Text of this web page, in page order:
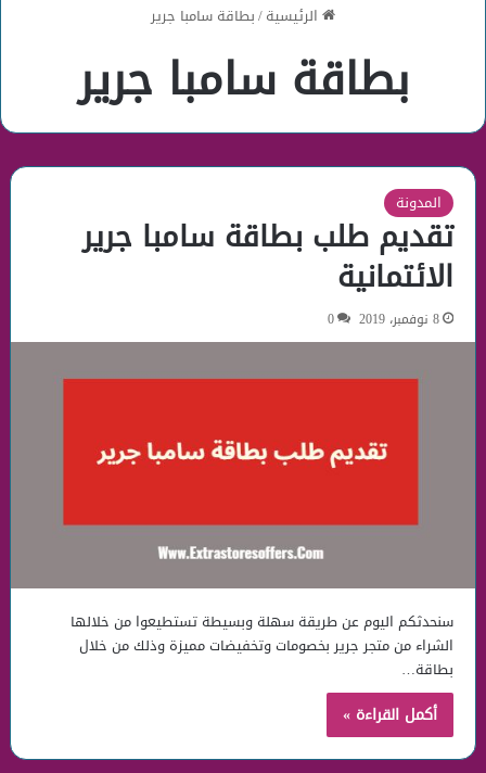
الرئيسية/بطاقة سامبا جرير
بطاقة سامبا جرير
المدونة
تقديم طلب بطاقة سامبا جرير
الائتمانية
8 نوفمبر، 2019 0
سنحدثكم اليوم عن طريقة سهلة وبسيطة تستطيعوا من خلالها
الشراء من متجر جرير بخصومات وتخفيضات مميزة وذلك من خلال
بطاقة…
أكمل القراءة »